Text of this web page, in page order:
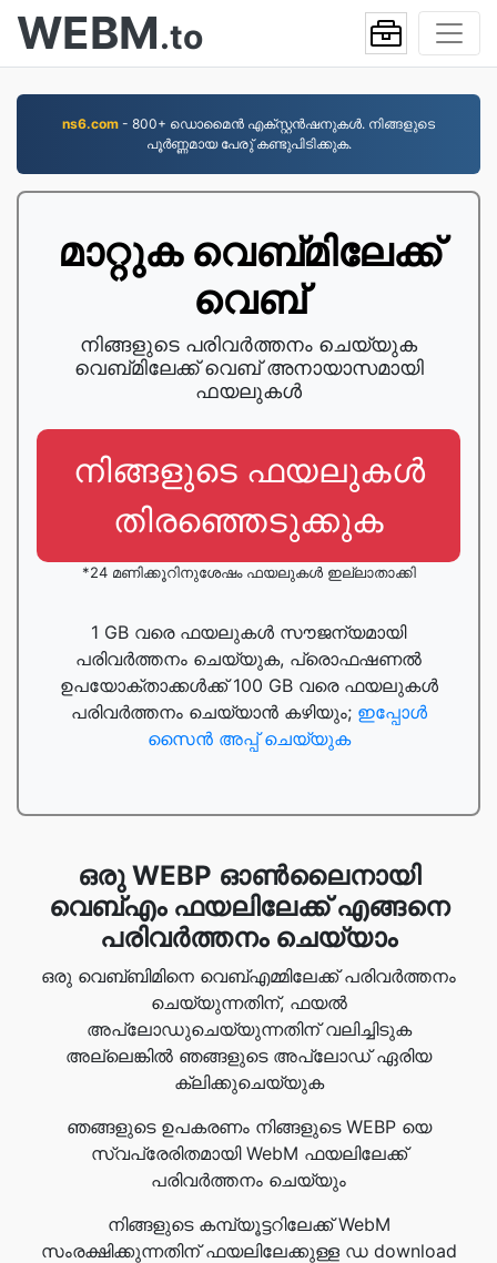
WEBM.to
ns6.com - 800+ ഡൊമൈന്‍ എക്സ്റ്റന്‍ഷനുകള്‍. നിങ്ങളുടെ
പൂര്‍ണ്ണമായ പേരു് കണ്ടുപിടിക്കുക.
മാറ്റുക വെബ്‌മിലേക്ക്
വെബ്‌
നിങ്ങളുടെ പരിവർത്തനം ചെയ്യുക
വെബ്‌മിലേക്ക് വെബ്‌ അനായാസമായി
ഫയലുകൾ
നിങ്ങളുടെ ഫയലുകൾ
തിരഞ്ഞെടുക്കുക
*24 മണിക്കൂറിനുശേഷം ഫയലുകൾ ഇല്ലാതാക്കി
1 GB വരെ ഫയലുകൾ സൗജന്യമായി
പരിവർത്തനം ചെയ്യുക, പ്രൊഫഷണൽ
ഉപയോക്താക്കൾക്ക് 100 GB വരെ ഫയലുകൾ
പരിവർത്തനം ചെയ്യാൻ കഴിയും; ഇപ്പോൾ
സൈൻ അപ്പ് ചെയ്യുക
ഒരു WEBP ഓൺ‌ലൈനായി
വെബ്‌എം ഫയലിലേക്ക് എങ്ങനെ
പരിവർത്തനം ചെയ്യാം
ഒരു വെബ്‌ബിമിനെ വെബ്‌എമ്മിലേക്ക് പരിവർത്തനം
ചെയ്യുന്നതിന്, ഫയൽ
അപ്‌ലോഡുചെയ്യുന്നതിന് വലിച്ചിടുക
അല്ലെങ്കിൽ ഞങ്ങളുടെ അപ്‌ലോഡ് ഏരിയ
ക്ലിക്കുചെയ്യുക
ഞങ്ങളുടെ ഉപകരണം നിങ്ങളുടെ WEBP യെ
സ്വപ്രേരിതമായി WebM ഫയലിലേക്ക്
പരിവർത്തനം ചെയ്യും
നിങ്ങളുടെ കമ്പ്യൂട്ടറിലേക്ക് WebM
സംരക്ഷിക്കുന്നതിന് ഫയലിലേക്കുള്ള ഡ download